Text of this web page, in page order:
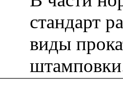
стандарт
виды